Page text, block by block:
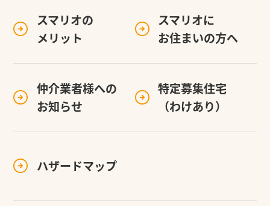
スマリオの
メリット
スマリオに
お住まいの方へ
仲介業者様への
お知らせ
特定募集住宅
（わけあり）
ハザードマップ